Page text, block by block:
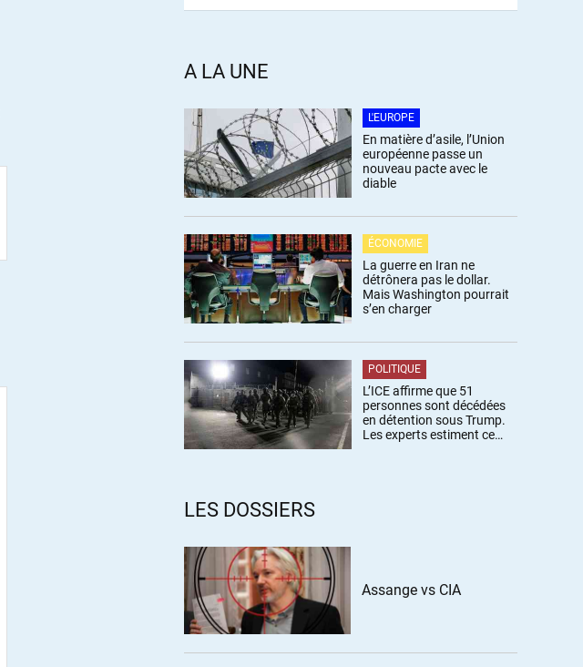
A LA UNE
L'EUROPE
En matière d’asile, l’Union
européenne passe un
nouveau pacte avec le
diable
ÉCONOMIE
La guerre en Iran ne
détrônera pas le dollar.
Mais Washington pourrait
s’en charger
POLITIQUE
L’ICE affirme que 51
personnes sont décédées
en détention sous Trump.
Les experts estiment ce
LES DOSSIERS
Assange vs CIA